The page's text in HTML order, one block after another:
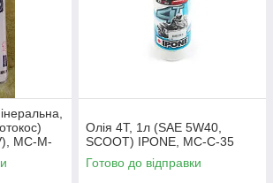
MC-M-
Олія 4T, 1л (SAE 5W40,
SCOOT) IPONE, MC-C-35
Готово до відправки